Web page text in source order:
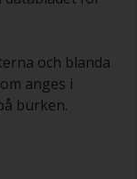
och blanda
anges i
burken.